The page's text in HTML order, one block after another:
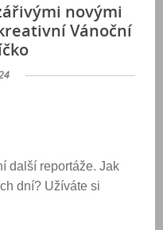
novými
Vánoční
další reportáže. Jak
dní? Užíváte si